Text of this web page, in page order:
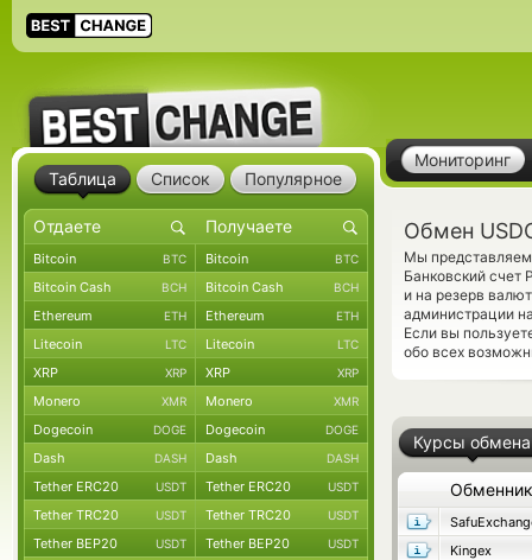
Мониторинг
Обмен
Мы представляем
Банковский счет
и на резерв
администрации
Если вы
обо всех
Курсы обмена
Обменник
Kingex
Таблица Список Популярное
Bitcoin BTC Bitcoin BTC
Bitcoin Cash BCH Bitcoin Cash BCH
Ethereum ETH Ethereum ETH
Litecoin LTC Litecoin LTC
XRP XRP XRP XRP
Monero XMR Monero XMR
Dogecoin DOGE Dogecoin DOGE
Dash DASH Dash DASH
Tether ERC20 USDT Tether ERC20 USDT
Tether TRC20 USDT Tether TRC20 USDT
Tether BEP20 USDT Tether BEP20 USDT